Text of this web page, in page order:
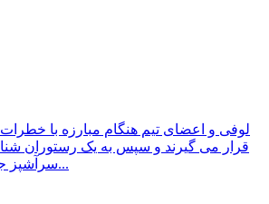
لوفی و اعضای تیم هنگام مبارزه با
قرار می گیرند و سپس به یک رستوران
سرآشپز جوان روبرو می شوند و...